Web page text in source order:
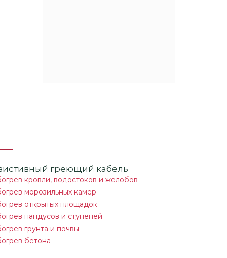
греющий кабель
кровли, водостоков и желобов
морозильных камер
открытых площадок
пандусов и ступеней
грунта и почвы
бетона